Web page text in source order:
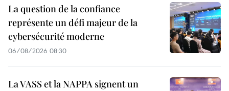
La question de la confiance
représente un défi majeur de la
cybersécurité moderne
06/08/2026 08:30
La VASS et la NAPPA signent un